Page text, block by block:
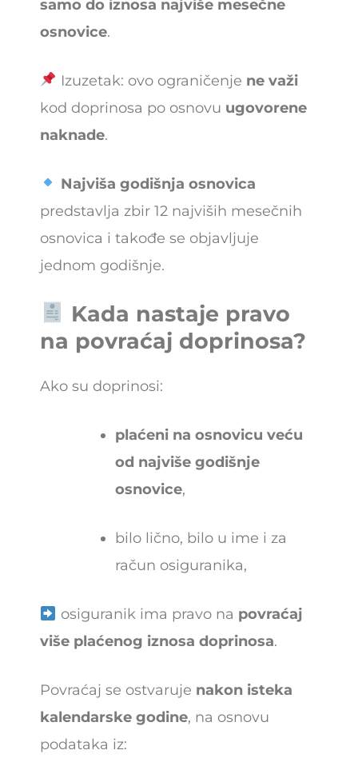
samo do iznosa najviše mesečne
osnovice.
Izuzetak: ovo ograničenje ne važi
kod doprinosa po osnovu ugovorene
naknade.
Najviša godišnja osnovica
predstavlja zbir 12 najviših mesečnih
osnovica i takođe se objavljuje
jednom godišnje.
Kada nastaje pravo
na povraćaj doprinosa?
Ako su doprinosi:
plaćeni na osnovicu veću
od najviše godišnje
osnovice,
bilo lično, bilo u ime i za
račun osiguranika,
osiguranik ima pravo na povraćaj
više plaćenog iznosa doprinosa.
Povraćaj se ostvaruje nakon isteka
kalendarske godine, na osnovu
podataka iz: